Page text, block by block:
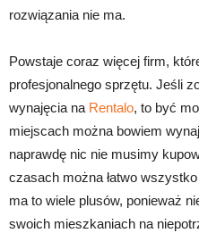
rozwiązania nie ma.
Powstaje coraz więcej firm,
profesjonalnego sprzętu. Jeśli
wynajęcia na Rentalo, to być
miejscach można bowiem
naprawdę nic nie musimy
czasach można łatwo
ma to wiele plusów, ponieważ
swoich mieszkaniach na